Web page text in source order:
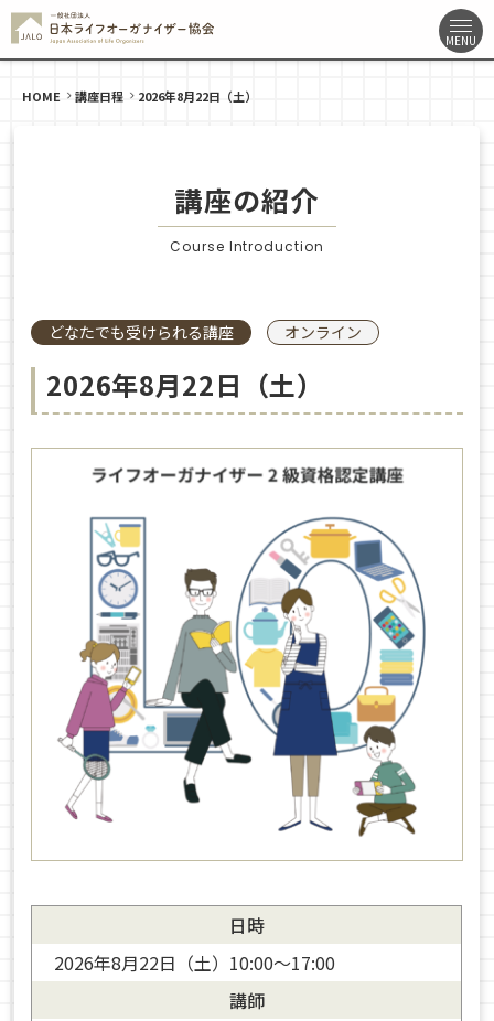
HOME 講座日程 2026年8月22日（土）
講座の紹介
Course Introduction
どなたでも受けられる講座 オンライン
2026年8月22日（土）
日時
2026年8月22日（土）10:00〜17:00
講師